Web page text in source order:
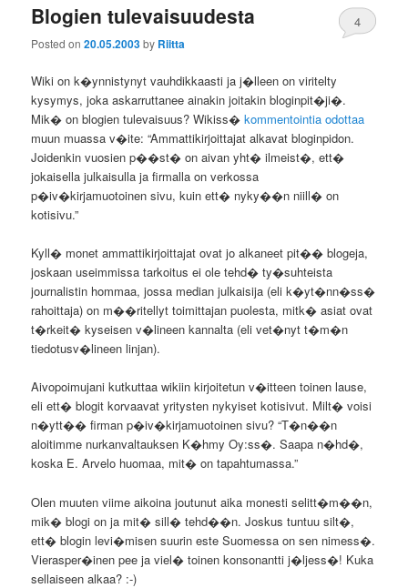
Blogien tulevaisuudesta
Posted on20.05.2003by Riitta
4
Wiki on k�ynnistynyt vauhdikkaasti ja j�lleen on viritelty
kysymys, joka askarruttanee ainakin joitakin bloginpit�ji�.
Mik� on blogien tulevaisuus? Wikiss�kommentointia odottaa
muun muassa v�ite: “Ammattikirjoittajat alkavat bloginpidon.
Joidenkin vuosien p��st� on aivan yht� ilmeist�, ett�
jokaisella julkaisulla ja firmalla on verkossa
p�iv�kirjamuotoinen sivu, kuin ett� nyky��n niill� on
kotisivu.”
Kyll� monet ammattikirjoittajat ovat jo alkaneet pit�� blogeja,
joskaan useimmissa tarkoitus ei ole tehd� ty�suhteista
journalistin hommaa, jossa median julkaisija (eli k�yt�nn�ss�
rahoittaja) on m��ritellyt toimittajan puolesta, mitk� asiat ovat
t�rkeit� kyseisen v�lineen kannalta (eli vet�nyt t�m�n
tiedotusv�lineen linjan).
Aivopoimujani kutkuttaa wikiin kirjoitetun v�itteen toinen lause,
eli ett� blogit korvaavat yritysten nykyiset kotisivut. Milt� voisi
n�ytt�� firman p�iv�kirjamuotoinen sivu? “T�n��n
aloitimme nurkanvaltauksen K�hmy Oy:ss�. Saapa n�hd�,
koska E. Arvelo huomaa, mit� on tapahtumassa.”
Olen muuten viime aikoina joutunut aika monesti selitt�m��n,
mik� blogi on ja mit� sill� tehd��n. Joskus tuntuu silt�,
ett� blogin levi�misen suurin este Suomessa on sen nimess�.
Vierasper�inen pee ja viel� toinen konsonantti j�ljess�! Kuka
sellaiseen alkaa? :-)